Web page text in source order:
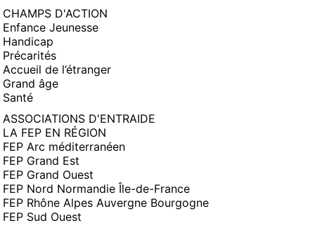
CHAMPS D'ACTION
Enfance Jeunesse
Handicap
Précarités
Accueil de l’étranger
Grand âge
Santé
ASSOCIATIONS D'ENTRAIDE
LA FEP EN RÉGION
FEP Arc méditerranéen
FEP Grand Est
FEP Grand Ouest
FEP Nord Normandie Île-de-France
FEP Rhône Alpes Auvergne Bourgogne
FEP Sud Ouest